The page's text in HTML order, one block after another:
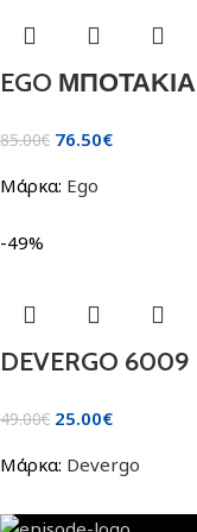
EGO ΜΠΟΤΑΚΙΑ
85.00€ 76.50€
Μάρκα: Ego
-49%
DEVERGO 6009
49.00€ 25.00€
Μάρκα: Devergo